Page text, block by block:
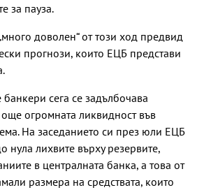
за пауза.
доволен“ от този ход предвид
прогнози, които ЕЦБ представи
сега се задълбочава
още огромната ликвидност във
На заседанието си през юли ЕЦБ
нула лихвите върху резервите,
в централната банка, а това от
размера на средствата, които